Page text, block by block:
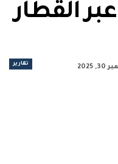
القطار
تقارير 2025